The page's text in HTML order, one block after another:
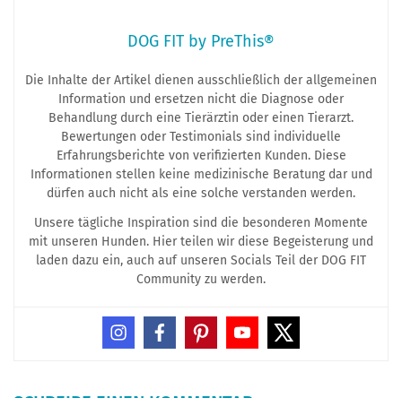
DOG FIT by PreThis®
Die Inhalte der Artikel dienen ausschließlich der allgemeinen
Information und ersetzen nicht die Diagnose oder
Behandlung durch eine Tierärztin oder einen Tierarzt.
Bewertungen oder Testimonials sind individuelle
Erfahrungsberichte von verifizierten Kunden. Diese
Informationen stellen keine medizinische Beratung dar und
dürfen auch nicht als eine solche verstanden werden.
Unsere tägliche Inspiration sind die besonderen Momente
mit unseren Hunden. Hier teilen wir diese Begeisterung und
laden dazu ein, auch auf unseren Socials Teil der DOG FIT
Community zu werden.